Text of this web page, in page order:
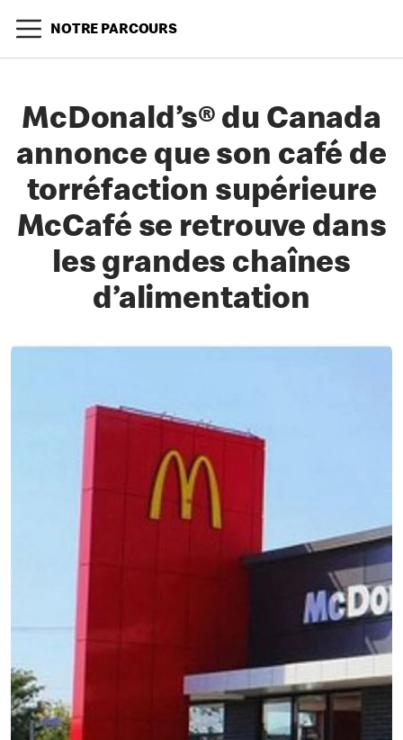
NOTRE PARCOURS
McDonald’s® du Canada
annonce que son café de
torréfaction supérieure
McCafé se retrouve dans
les grandes chaînes
d’alimentation